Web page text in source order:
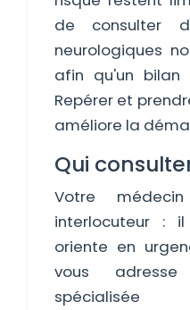
de consulter
neurologiques
afin qu'un bilan
Repérer et
améliore la
Qui
Votre
interlocuteur :
oriente en
vous
spécialisée